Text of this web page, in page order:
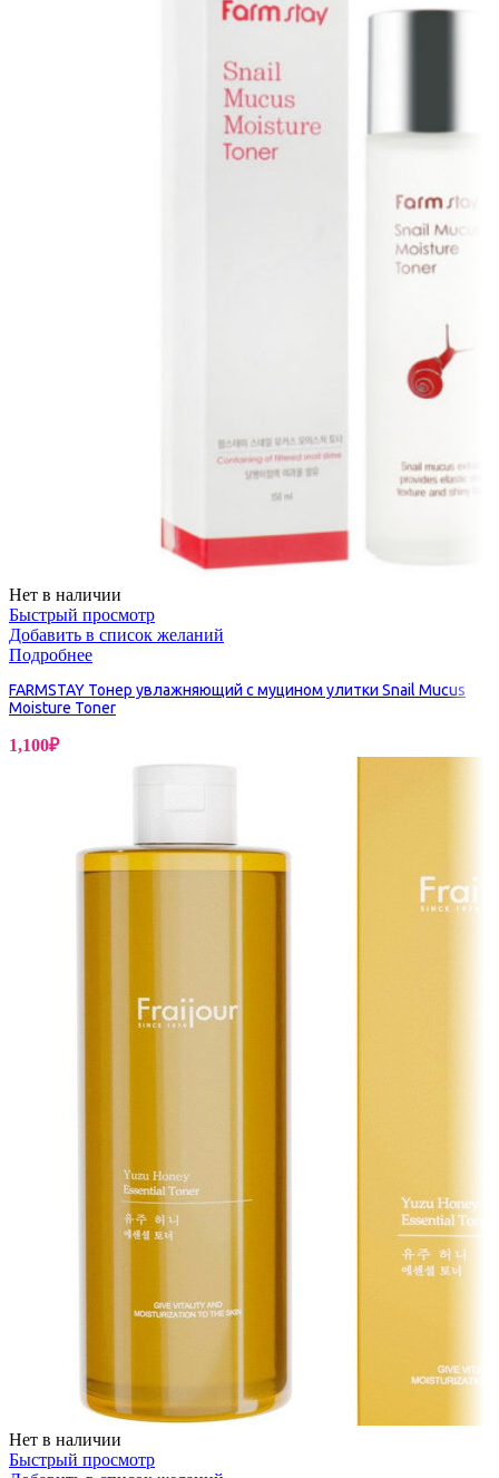
Нет в наличии
Быстрый просмотр
Добавить в список желаний
Подробнее
FARMSTAY Тонер увлажняющий с муцином улитки Snail Mucus
Moisture Toner
1,100₽
Нет в наличии
Быстрый просмотр